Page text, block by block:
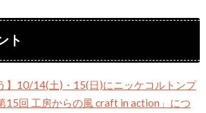
ト
】10/14(土)・15(日)にニッケコルトンプ
15回 工房からの風 craft in action」につ